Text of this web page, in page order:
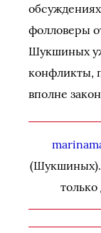
фолловеры
Шукшиных
конфликты,
вполне
(Шукшиных).